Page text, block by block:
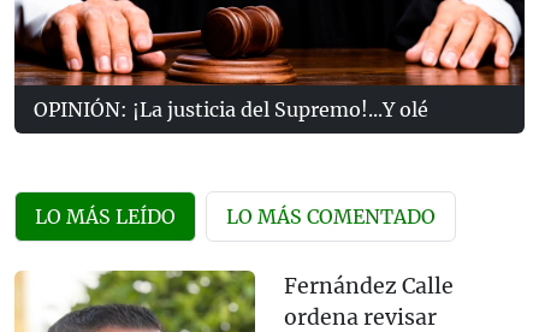
OPINIÓN: ¡La justicia del Supremo!...Y olé
LO MÁS LEÍDO LO MÁS COMENTADO
Fernández Calle
ordena revisar